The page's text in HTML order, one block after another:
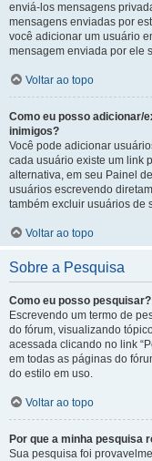
enviá-los mensagens
mensagens enviadas por
você adicionar um usuário
mensagem enviada por ele
Voltar ao topo
Como eu posso adicionar/
inimigos?
Você pode adicionar
cada usuário existe um link
alternativa, em seu Painel
usuários escrevendo
também excluir usuários de
Voltar ao topo
Sobre a Pesquisa
Como eu posso pesquisar?
Escrevendo um termo de
do fórum, visualizando
acessada clicando no link
em todas as páginas do
do estilo em uso.
Voltar ao topo
Por que a minha pesquisa
Sua pesquisa foi